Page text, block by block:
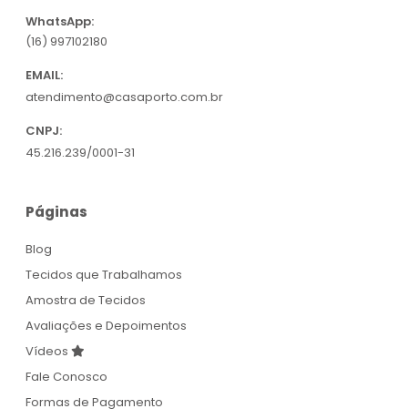
WhatsApp:
(16) 997102180
EMAIL:
atendimento@casaporto.com.br
CNPJ:
45.216.239/0001-31
Páginas
Blog
Tecidos que Trabalhamos
Amostra de Tecidos
Avaliações e Depoimentos
Vídeos
Fale Conosco
Formas de Pagamento